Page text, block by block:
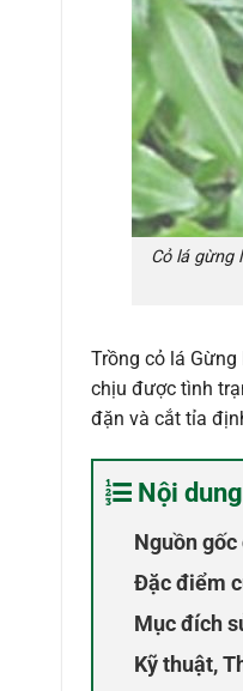
Cỏ lá gừng
Trồng cỏ lá
chịu được tình
đặn và cắt tỉa
Nội dung
Nguồn
Đặc điểm
Mục đích
Kỹ thuật,